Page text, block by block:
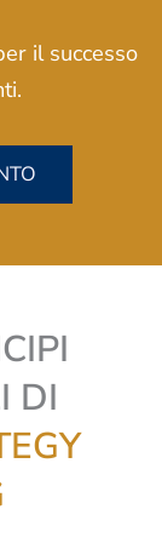
il successo
DI